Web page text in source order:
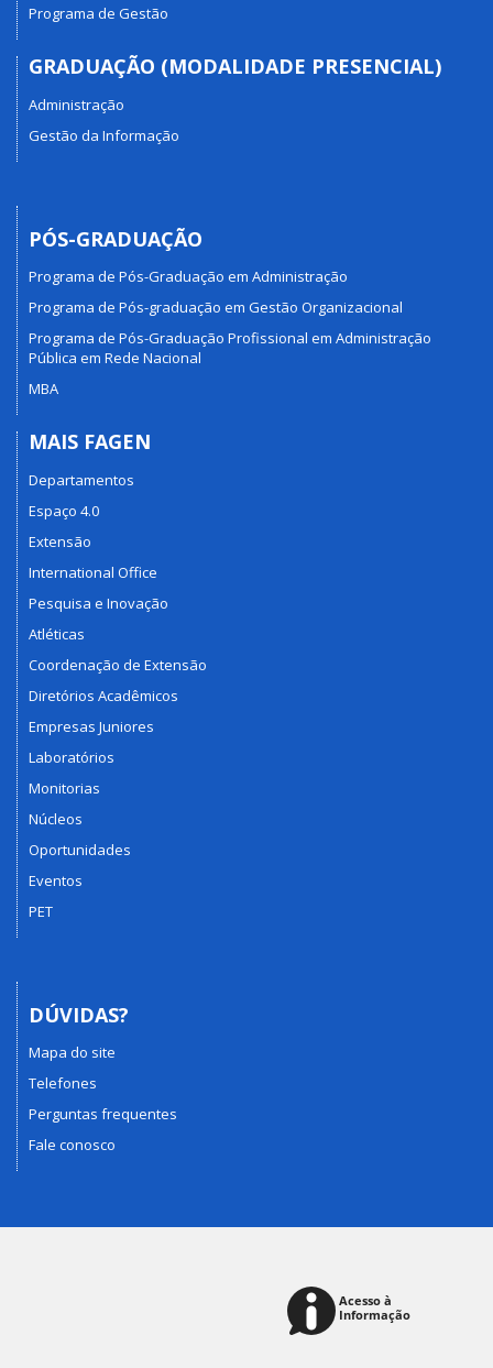
Programa de Gestão
GRADUAÇÃO (MODALIDADE PRESENCIAL)
Administração
Gestão da Informação
PÓS-GRADUAÇÃO
Programa de Pós-Graduação em Administração
Programa de Pós-graduação em Gestão Organizacional
Programa de Pós-Graduação Profissional em Administração
Pública em Rede Nacional
MBA
MAIS FAGEN
Departamentos
Espaço 4.0
Extensão
International Office
Pesquisa e Inovação
Atléticas
Coordenação de Extensão
Diretórios Acadêmicos
Empresas Juniores
Laboratórios
Monitorias
Núcleos
Oportunidades
Eventos
PET
DÚVIDAS?
Mapa do site
Telefones
Perguntas frequentes
Fale conosco